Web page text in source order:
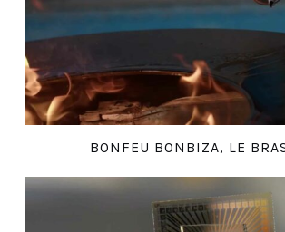
BONFEU BONBIZA, LE